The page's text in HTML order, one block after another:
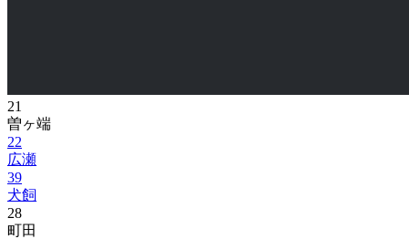
21
曽ヶ端
22
広瀬
39
犬飼
28
町田